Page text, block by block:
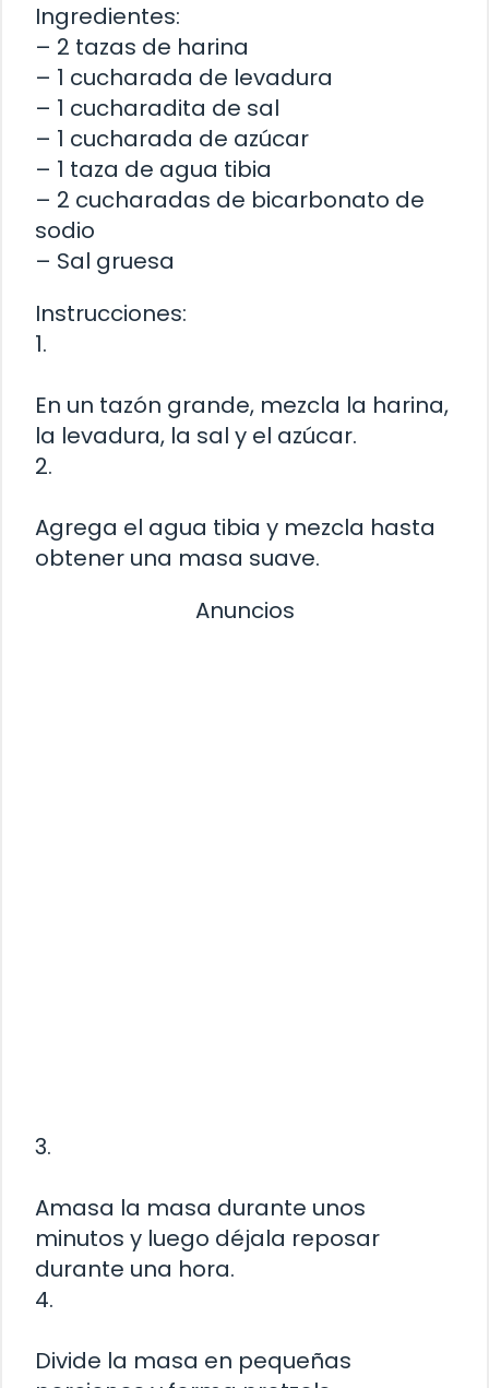
Ingredientes:
– 2 tazas de harina
– 1 cucharada de levadura
– 1 cucharadita de sal
– 1 cucharada de azúcar
– 1 taza de agua tibia
– 2 cucharadas de bicarbonato de
sodio
– Sal gruesa
Instrucciones:
1.
En un tazón grande, mezcla la harina,
la levadura, la sal y el azúcar.
2.
Agrega el agua tibia y mezcla hasta
obtener una masa suave.
Anuncios
3.
Amasa la masa durante unos
minutos y luego déjala reposar
durante una hora.
4.
Divide la masa en pequeñas